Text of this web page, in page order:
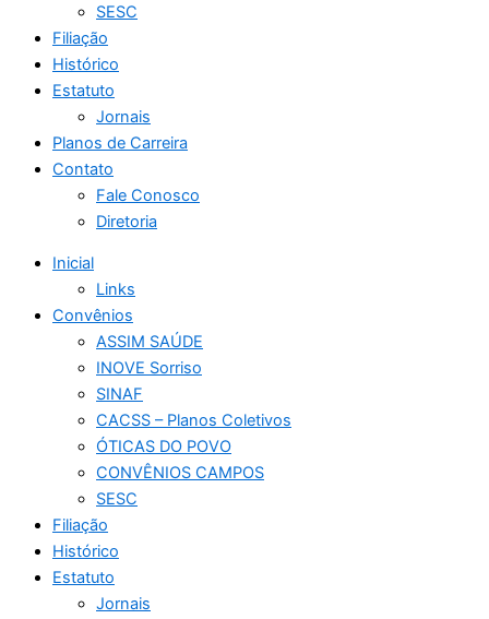
SESC
Filiação
Histórico
Estatuto
Jornais
Planos de Carreira
Contato
Fale Conosco
Diretoria
Inicial
Links
Convênios
ASSIM SAÚDE
INOVE Sorriso
SINAF
CACSS – Planos Coletivos
ÓTICAS DO POVO
CONVÊNIOS CAMPOS
SESC
Filiação
Histórico
Estatuto
Jornais